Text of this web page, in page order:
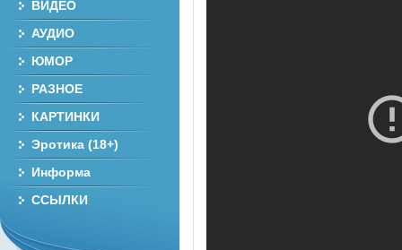
ВИДЕО
АУДИО
ЮМОР
РАЗНОЕ
КАРТИНКИ
Эротика (18+)
Информа
ССЫЛКИ